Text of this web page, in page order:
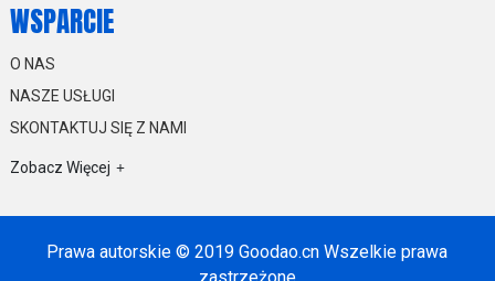
WSPARCIE
O NAS
NASZE USŁUGI
SKONTAKTUJ SIĘ Z NAMI
Zobacz Więcej
Prawa autorskie © 2019 Goodao.cn Wszelkie prawa